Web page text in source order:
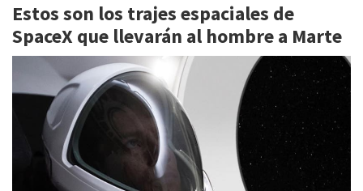
o
o
k
er l
p
ar
tir
Estos son los trajes espaciales de
SpaceX que llevarán al hombre a Marte